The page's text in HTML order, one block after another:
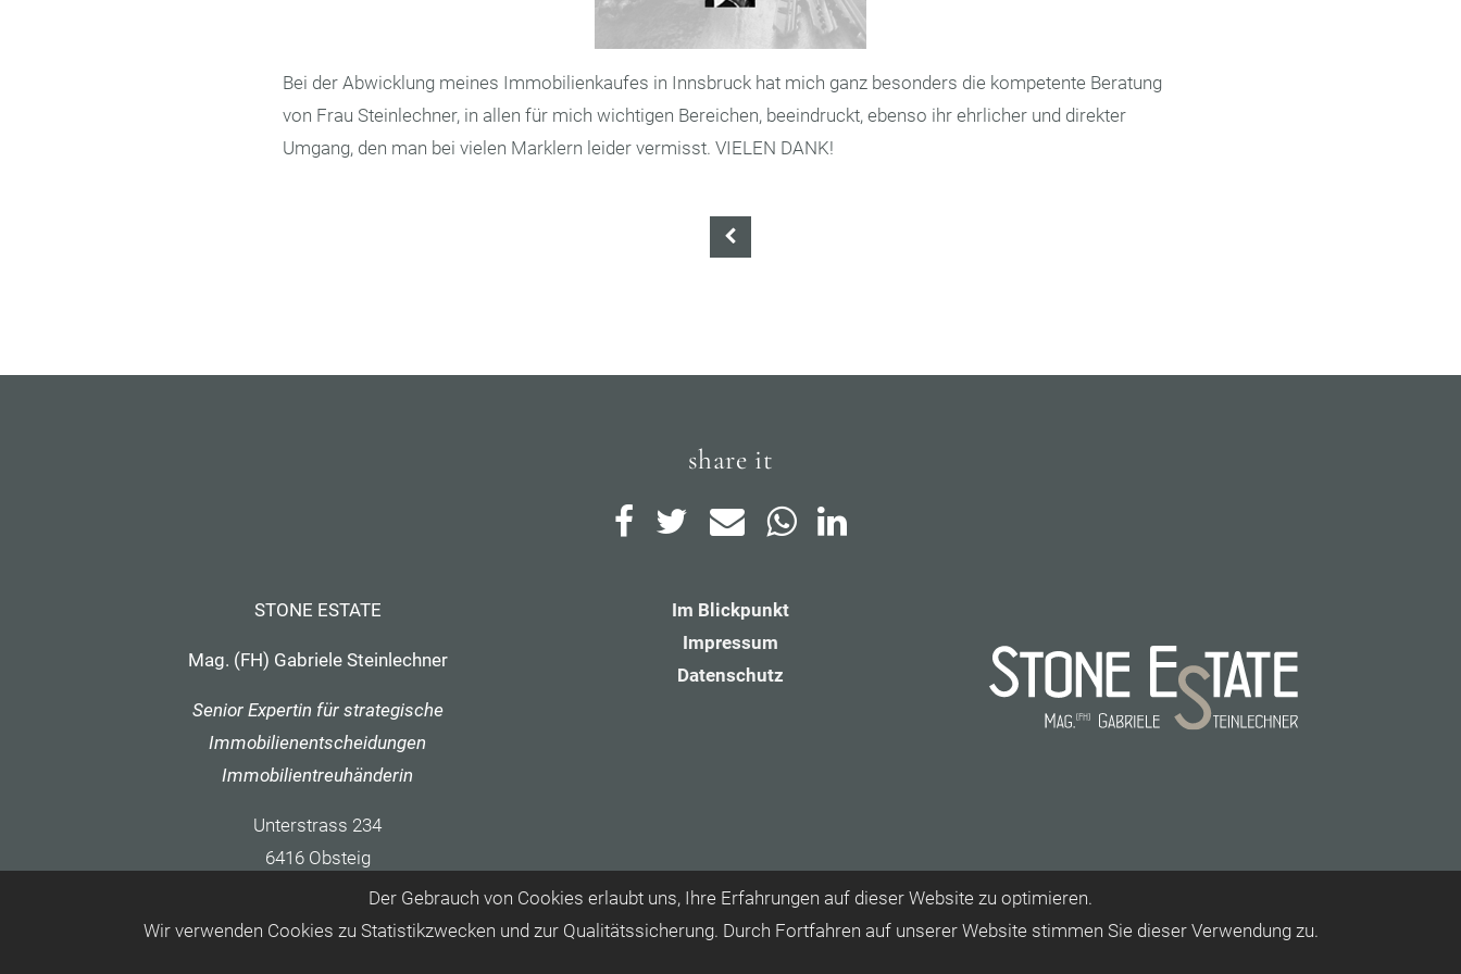
Der Gebrauch von Cookies erlaubt uns, Ihre Erfahrungen auf dieser Website zu optimieren.
Wir verwenden Cookies zu Statistikzwecken und zur Qualitätssicherung. Durch Fortfahren auf unserer Website stimmen Sie dieser Verwendung zu.
Bei der Abwicklung meines Immobilienkaufes in Innsbruck hat mich ganz besonders die kompetente Beratung
von Frau Steinlechner, in allen für mich wichtigen Bereichen, beeindruckt, ebenso ihr ehrlicher und direkter
Umgang, den man bei vielen Marklern leider vermisst. VIELEN DANK!
share it
STONE ESTATE
Mag. (FH) Gabriele Steinlechner
Senior Expertin für strategische
Immobilienentscheidungen
Immobilientreuhänderin
Unterstrass 234
6416 Obsteig
T +43 664 3943521
office@stone-estate.at
Im Blickpunkt
Impressum
Datenschutz